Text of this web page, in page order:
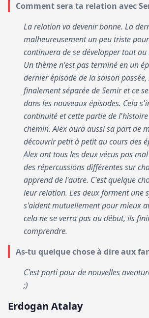
Comment sera ta relation avec
La relation va devenir bonne. La
malheureusement un peu triste
continuera de se développer tout
Un thème n'est pas terminé en un
dernier épisode de la saison
finalement séparée de Semir et ce
dans les nouveaux épisodes. Cela
continuité et cette partie de
chemin. Alex aura aussi sa part de
découvrir petit à petit au cours des
Alex ont tous les deux vécus pas
des répercussions différentes sur
apprend de l'autre. C'est quelque
leur relation. Les deux forment une
s'aident mutuellement pour mieux
cela ne se verra pas au début, ils
comprendre.
As-tu quelque chose à dire aux
C'est parti pour de nouvelles
;)
Erdogan Atalay